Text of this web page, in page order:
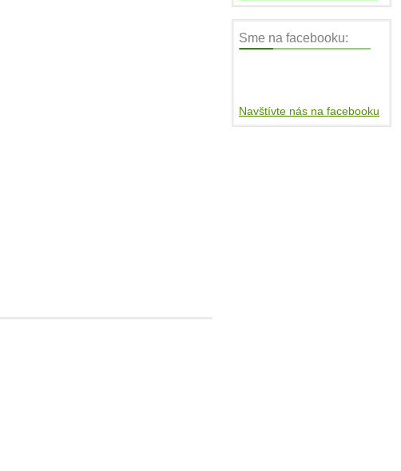
Sme na facebooku:
Navštívte nás na facebooku